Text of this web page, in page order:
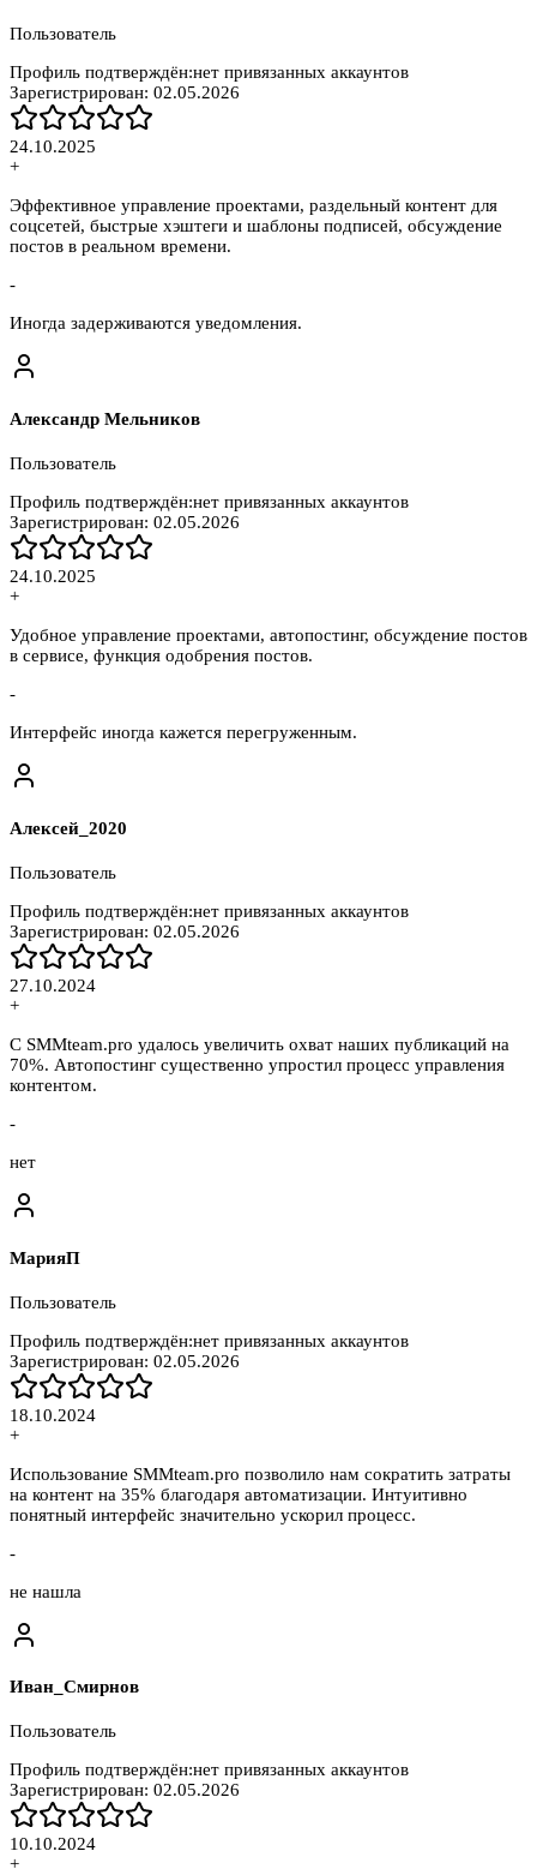
Пользователь
Профиль подтверждён:нет привязанных аккаунтов
Зарегистрирован: 02.05.2026
24.10.2025
+
Эффективное управление проектами, раздельный контент для
соцсетей, быстрые хэштеги и шаблоны подписей, обсуждение
постов в реальном времени.
-
Иногда задерживаются уведомления.
Александр Мельников
Пользователь
Профиль подтверждён:нет привязанных аккаунтов
Зарегистрирован: 02.05.2026
24.10.2025
+
Удобное управление проектами, автопостинг, обсуждение постов
в сервисе, функция одобрения постов.
-
Интерфейс иногда кажется перегруженным.
Алексей_2020
Пользователь
Профиль подтверждён:нет привязанных аккаунтов
Зарегистрирован: 02.05.2026
27.10.2024
+
С SMMteam.pro удалось увеличить охват наших публикаций на
70%. Автопостинг существенно упростил процесс управления
контентом.
-
нет
МарияП
Пользователь
Профиль подтверждён:нет привязанных аккаунтов
Зарегистрирован: 02.05.2026
18.10.2024
+
Использование SMMteam.pro позволило нам сократить затраты
на контент на 35% благодаря автоматизации. Интуитивно
понятный интерфейс значительно ускорил процесс.
-
не нашла
Иван_Смирнов
Пользователь
Профиль подтверждён:нет привязанных аккаунтов
Зарегистрирован: 02.05.2026
10.10.2024
+